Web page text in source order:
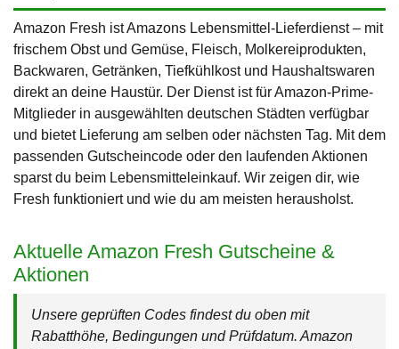
Amazon Fresh ist Amazons Lebensmittel-Lieferdienst – mit
frischem Obst und Gemüse, Fleisch, Molkereiprodukten,
Backwaren, Getränken, Tiefkühlkost und Haushaltswaren
direkt an deine Haustür. Der Dienst ist für Amazon-Prime-
Mitglieder in ausgewählten deutschen Städten verfügbar
und bietet Lieferung am selben oder nächsten Tag. Mit dem
passenden Gutscheincode oder den laufenden Aktionen
sparst du beim Lebensmitteleinkauf. Wir zeigen dir, wie
Fresh funktioniert und wie du am meisten herausholst.
Aktuelle Amazon Fresh Gutscheine &
Aktionen
Unsere geprüften Codes findest du oben mit
Rabatthöhe, Bedingungen und Prüfdatum. Amazon